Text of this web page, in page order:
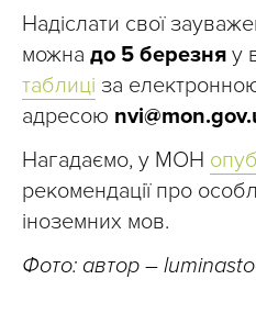
Надіслати свої
можна до 5 березня у
таблиці за
адресою
Нагадаємо, у МОН
рекомендації про
іноземних мов.
Фото: автор –